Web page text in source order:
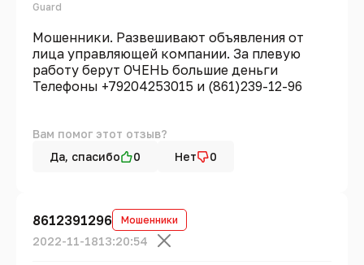
Guard
Мошенники. Развешивают объявления от
лица управляющей компании. За плевую
работу берут ОЧЕНЬ большие деньги
Телефоны +79204253015 и (861)239-12-96
Вам помог этот отзыв?
Да, спасибо
0 Нет 0
8612391296 Мошенники
2022-11-1813:20:54